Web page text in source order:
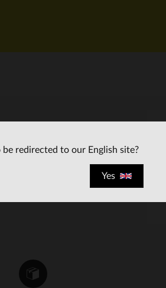
contact@leder-jack.de
be redirected to our English site?
Yes